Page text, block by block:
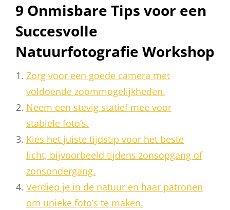
9 Onmisbare Tips voor een
Succesvolle
Natuurfotografie Workshop
Zorg voor een goede camera met
voldoende zoommogelijkheden.
Neem een stevig statief mee voor
stabiele foto’s.
Kies het juiste tijdstip voor het beste
licht, bijvoorbeeld tijdens zonsopgang of
zonsondergang.
Verdiep je in de natuur en haar patronen
om unieke foto’s te maken.